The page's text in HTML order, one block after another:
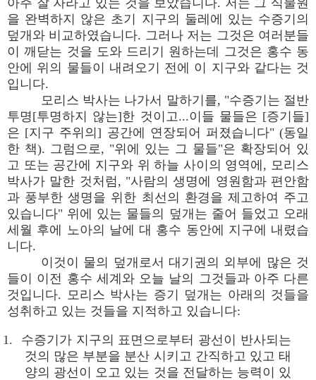
아주 잘 자라고 있는 것을 보았습니다. 저는 그 식물원
을 완벽하지 않은 초기 지구의 둘레에 있는 수증기의
덮개와 비교하였습니다. 그러나 저는 그것은 여러분들
이 깨닫는 것을 도와 드리기 원하는데 그것은 홍수 동
안에 위의 물들이 내려오기 전에 이 지구와 같다는 것
입니다.
모리스 박사는 나가서 말하기를, "수증기는 절반
투명[투명하지 않는]한 것이고...이들 물들은 [증기들]
은 [지구 주위의] 공간에 연장되어 퍼졌습니다" (동일
한 책). 그럼으로, "위에 있는 그 물들"은 확장되어 있
고 또는 공간에 지구와 위 하늘 사이의 영역에, 모리스
박사가 말한 것처럼, "사람의 생명에 영원함과 편안함
과 풍부한 생명을 위한 최선의 환경을 제고하여 주고
있습니다" 위에 있는 물들의 덮개는 줄어 들었고 오래
세월 후에 노아의 날에 대 홍수 동안에 지구에 내렸습
니다.
이것이 물의 덮개로서 대기권의 외부에 많은 것
들이 이전 홍수 세계와 오늘 날의 그것들과 아주 다른
것입니다. 모리스 박사는 증기 덮개는 아래의 것들을
성취하고 있는 것들을 지적하고 있습니다:
1. 수증기가 지구의 표면으로부터 광선이 반사되는
것의 많은 부분을 분산 시키고 간직하고 있고 태
양의 광선이 오고 있는 것을 전달하는 능력이 있